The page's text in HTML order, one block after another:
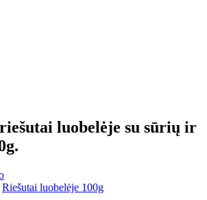
luobelėje su sūrių ir
Riešutai luobelėje 100g